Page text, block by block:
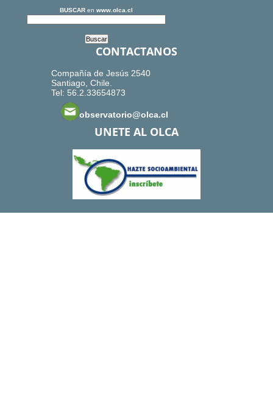
BUSCAR en www.olca.cl
CONTACTANOS
Compañía de Jesús 2540
Santiago, Chile.
Tel: 56.2.33654873
observatorio@olca.cl
UNETE AL OLCA